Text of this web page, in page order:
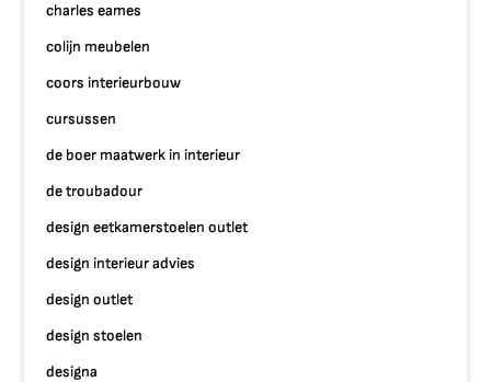
charles eames
colijn meubelen
coors interieurbouw
cursussen
de boer maatwerk in interieur
de troubadour
design eetkamerstoelen outlet
design interieur advies
design outlet
design stoelen
designa